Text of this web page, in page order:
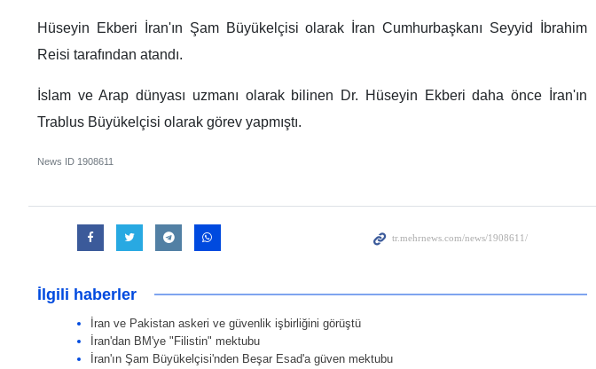
Hüseyin Ekberi İran'ın Şam Büyükelçisi olarak İran Cumhurbaşkanı Seyyid İbrahim
Reisi tarafından atandı.
İslam ve Arap dünyası uzmanı olarak bilinen Dr. Hüseyin Ekberi daha önce İran'ın
Trablus Büyükelçisi olarak görev yapmıştı.
News ID 1908611
İlgili haberler
İran ve Pakistan askeri ve güvenlik işbirliğini görüştü
İran'dan BM'ye "Filistin" mektubu
İran'ın Şam Büyükelçisi'nden Beşar Esad'a güven mektubu